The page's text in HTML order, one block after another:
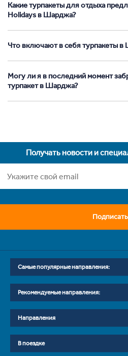
Какие турпакеты для отдыха
Holidays в Шарджа?
Что включают в себя турпакеты
Могу ли я в последний момент
турпакет в Шарджа?
Получать новости и
Самые популярные направления:
Рекомендуемые направления:
Направления
В поездке